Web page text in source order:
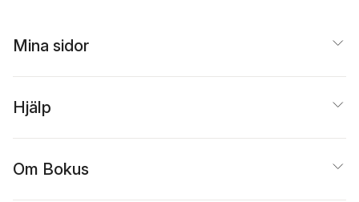
Mina sidor
Hjälp
Om Bokus